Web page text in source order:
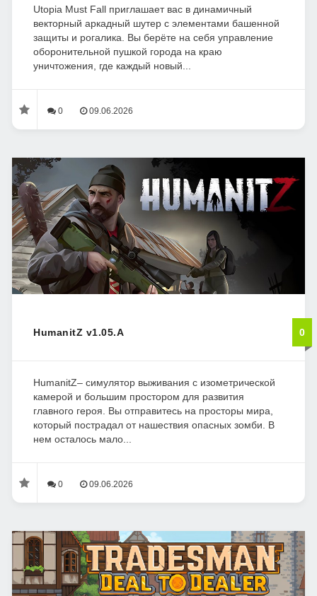
Utopia Must Fall приглашает вас в динамичный
векторный аркадный шутер с элементами башенной
защиты и рогалика. Вы берёте на себя управление
оборонительной пушкой города на краю
уничтожения, где каждый новый...
0 09.06.2026
HumanitZ v1.05.A 0
HumanitZ– симулятор выживания с изометрической
камерой и большим простором для развития
главного героя. Вы отправитесь на просторы мира,
который пострадал от нашествия опасных зомби. В
нем осталось мало...
0 09.06.2026